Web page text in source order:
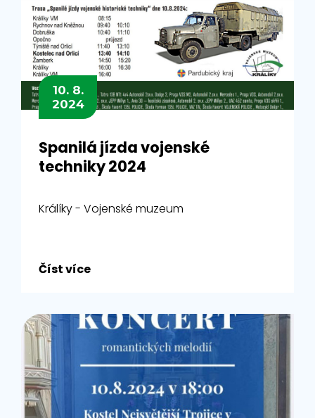
10. 8.
2024
Spanilá jízda vojenské
techniky 2024
Králíky - Vojenské muzeum
Číst více